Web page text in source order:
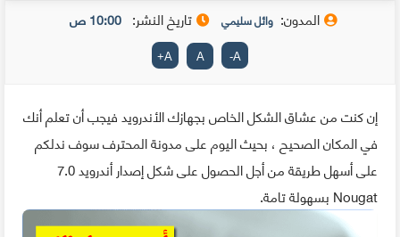
المدون: وائل سليمي تاريخ النشر: 10:00 ص
A
-
A
A
+
إن كنت من عشاق الشكل الخاص بجهازك الأندرويد فيجب أن تعلم أنك
في المكان الصحيح ، بحيث اليوم على مدونة المحترف سوف ندلكم
على أسهل طريقة من أجل الحصول على شكل إصدار أندرويد 7.0
Nougat بسهولة تامة.